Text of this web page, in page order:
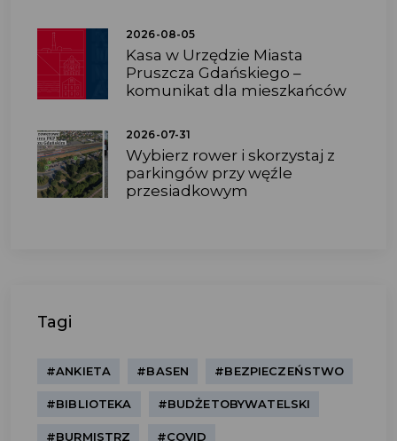
2026-08-05
Kasa w Urzędzie Miasta
Pruszcza Gdańskiego –
komunikat dla mieszkańców
2026-07-31
Wybierz rower i skorzystaj z
parkingów przy węźle
przesiadkowym
Tagi
#ANKIETA #BASEN #BEZPIECZEŃSTWO
#BIBLIOTEKA #BUDŻETOBYWATELSKI
#BURMISTRZ #COVID